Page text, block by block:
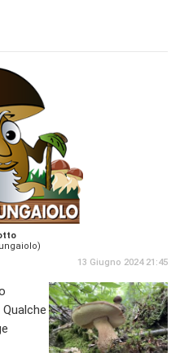
13 Giugno 2024 21:45